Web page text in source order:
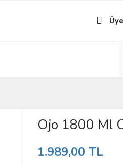
Ojo 1800 Ml
1.989,00 TL